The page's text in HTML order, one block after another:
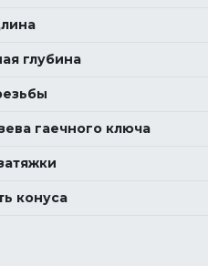
глубина
гаечного ключа
конуса